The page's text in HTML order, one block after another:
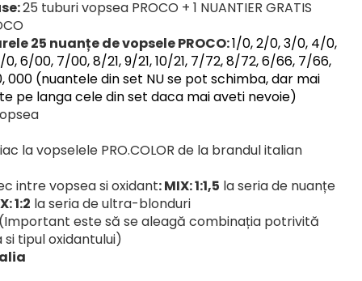
25 tuburi vopsea PROCO + 1 NUANTIER GRATIS
25 nuanțe de vopsele PROCO:1/0, 2/0, 3/0, 4/0,
6/00, 7/00, 8/21, 9/21, 10/21, 7/72, 8/72, 6/66, 7/66,
000 (nuantele din set NU se pot schimba, dar mai
pe langa cele din set daca mai aveti nevoie)
la vopselele PRO.COLOR de la brandul italian
intre vopsea si oxidant: MIX: 1:1,5 la seria de nuanțe
1:2 la seria de ultra-blonduri
este să se aleagă combinația potrivită
tipul oxidantului)